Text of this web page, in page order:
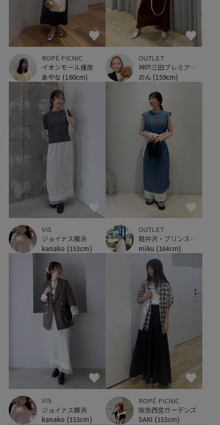
ROPÉ PICNIC
イオンモール橿原
あやな (160cm)
OUTLET
神戸三田プレミアム・アウトレット
のん (159cm)
VIS
ジョイナス横浜
kanako (153cm)
OUTLET
軽井沢・プリンスショッピングプラザ
miku (164cm)
VIS
ジョイナス横浜
kanako (153cm)
ROPÉ PICNIC
阪急西宮ガーデンズ
SAKI (153cm)